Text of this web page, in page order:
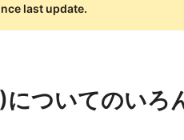
last update.
ついてのいろ